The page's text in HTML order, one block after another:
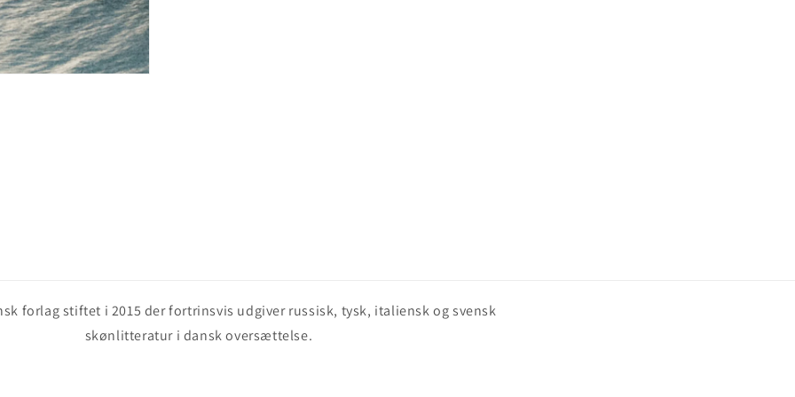
forlag stiftet i 2015 der fortrinsvis udgiver russisk, tysk, italiensk og svensk
skønlitteratur i dansk oversættelse.